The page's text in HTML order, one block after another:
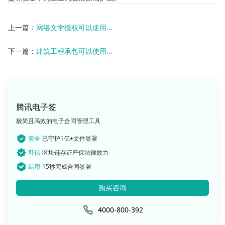
上一篇： 网络文学授权可以使用...
下一篇： 建筑工程承包可以使用...
腾讯电子签
极简且高效的电子合同管理工具
安全 已守护1亿+文件签署
可信 区块链存证严保法律效力
易用 15秒完成合同签署
购买咨询
4000-800-392